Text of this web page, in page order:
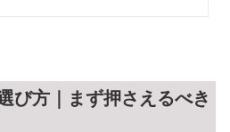
び方｜まず押さえるべき